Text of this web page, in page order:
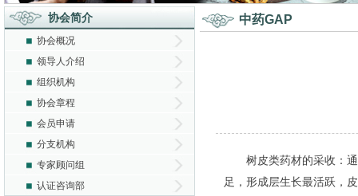
协会简介
协会概况
领导人介绍
组织机构
协会章程
会员申请
分支机构
专家顾问组
认证咨询部
中药GAP
树皮类药材的采收：通
足，形成层生长最活跃，